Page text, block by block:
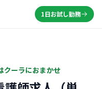
1日お試し勤務
クーラにおまかせ